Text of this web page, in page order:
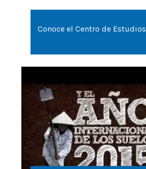
Conoce el Centro de Estudios